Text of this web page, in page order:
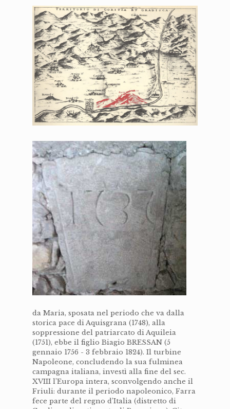
da Maria, sposata nel periodo che va dalla
storica pace di Aquisgrana (1748), alla
soppressione del patriarcato di Aquileia
(1751), ebbe il figlio Biagio BRESSAN (5
gennaio 1756 - 3 febbraio 1824). Il turbine
Napoleone, concludendo la sua fulminea
campagna italiana, investì alla fine del sec.
XVIII l’Europa intera, sconvolgendo anche il
Friuli: durante il periodo napoleonico, Farra
fece parte del regno d’Italia (distretto di